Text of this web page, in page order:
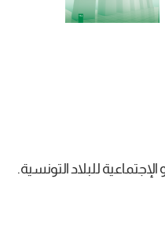
للبلاد التونسية.